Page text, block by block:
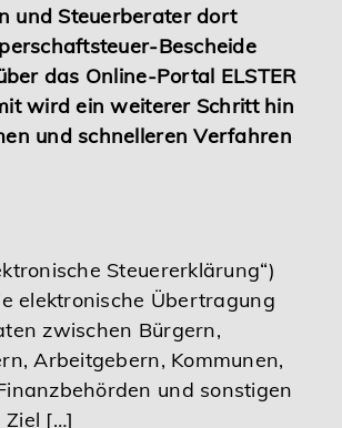
und Steuerberater dort
Bescheide
das Online-Portal ELSTER
wird ein weiterer Schritt hin
und schnelleren Verfahren
Steuererklärung“)
elektronische Übertragung
zwischen Bürgern,
Arbeitgebern, Kommunen,
und sonstigen
Ziel […]